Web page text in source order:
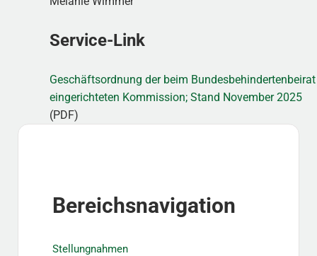
Service-Link
Geschäftsordnung der beim Bundesbehindertenbeirat
eingerichteten Kommission; Stand November 2025
(PDF)
Sidebar
Bereichsnavigation
Stellungnahmen